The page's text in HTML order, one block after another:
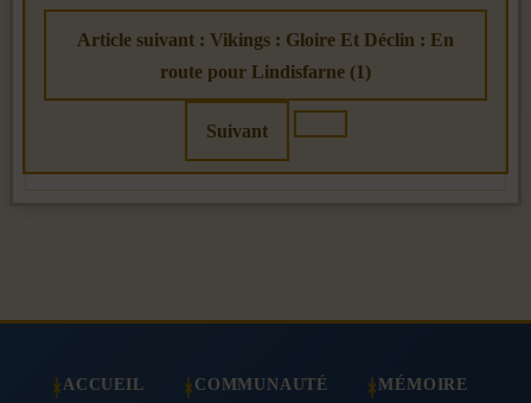
Article suivant : Vikings : Gloire Et Déclin : En
route pour Lindisfarne (1)
Suivant
ACCUEIL COMMUNAUTÉ MÉMOIRE